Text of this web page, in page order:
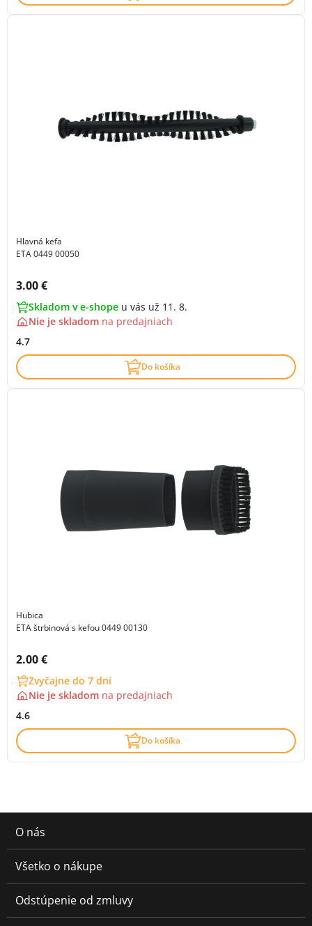
Hlavná kefa
ETA 0449 00050
Cena s DPH:
3.00 €
Skladom v e-shope u vás už 11. 8.
Nie je skladom na predajniach
4.7
Do košíka
Hubica
ETA štrbinová s kefou 0449 00130
Cena s DPH:
2.00 €
Zvyčajne do 7 dní
Nie je skladom na predajniach
4.6
Do košíka
O nás
Všetko o nákupe
Odstúpenie od zmluvy